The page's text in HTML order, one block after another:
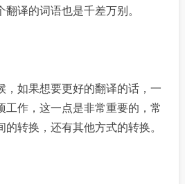
译的词语也是千差万别。
如果想要更好的翻译的话，一
工作，这一点是非常重要的，常
转换，还有其他方式的转换。